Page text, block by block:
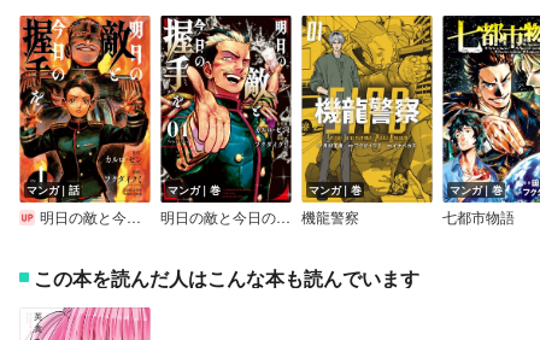
マンガ｜話
明日の敵と今日の握手を（話売り）
マンガ｜巻
明日の敵と今日の握手を【電子単行本】
マンガ｜巻
機龍警察
マンガ｜巻
七都市物語
この本を読んだ人はこんな本も読んでいます